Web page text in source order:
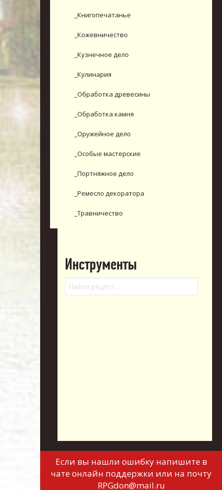
_Книгопечатанье
_Кожевничество
_Кузнечное дело
_Кулинария
_Обработка древесины
_Обработка камня
_Оружейное дело
_Особые мастерские
_Портняжное дело
_Ремесло декоратора
_Травничество
Инструменты
Если вы нашли ошибку напишите в
чате онлайн поддержки или на почту
RPGdon@mail.ru